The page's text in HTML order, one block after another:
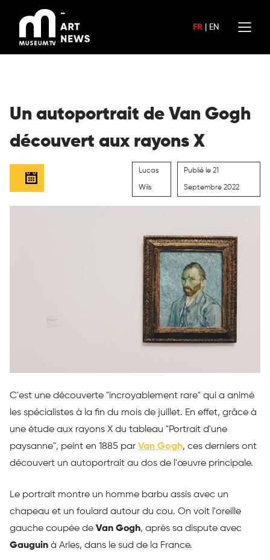
contenu
FR EN
Un autoportrait de Van Gogh
découvert aux rayons X
Lucas
Wils
Publié le 21
Septembre 2022
C'est une découverte "incroyablement rare" qui a animé
les spécialistes à la fin du mois de juillet. En effet, grâce à
une étude aux rayons X du tableau "Portrait d'une
paysanne", peint en 1885 par Van Gogh, ces derniers ont
découvert un autoportrait au dos de l'œuvre principale.
Le portrait montre un homme barbu assis avec un
chapeau et un foulard autour du cou. On voit l'oreille
gauche coupée de Van Gogh, après sa dispute avec
Gauguin à Arles, dans le sud de la France.